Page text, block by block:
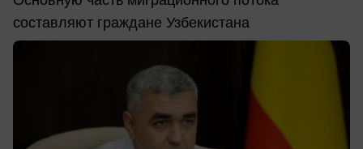
составляют граждане Узбекистана